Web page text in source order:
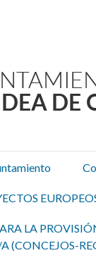
LA
(CONCEJOS-